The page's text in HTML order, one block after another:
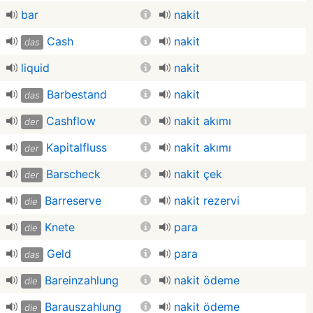
bar nakit
das Cash
nakit
liquid
nakit
das Barbestand nakit
der Cashflow nakit akımı
der Kapitalfluss nakit akımı
der Barscheck nakit çek
die Barreserve nakit rezervi
die Knete para
das Geld para
die Bareinzahlung nakit ödeme
die Barauszahlung nakit ödeme